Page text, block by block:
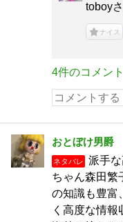
toboy
ナイス
4件のコメン
おとぼけ男爵
ネタバレ
派手
ちゃん森田繁
の知識も豊富
く高度な情